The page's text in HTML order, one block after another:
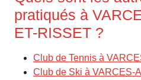
pratiqués à
ET-RISSET ?
Club de Tennis à
Club de Ski à VARCES-